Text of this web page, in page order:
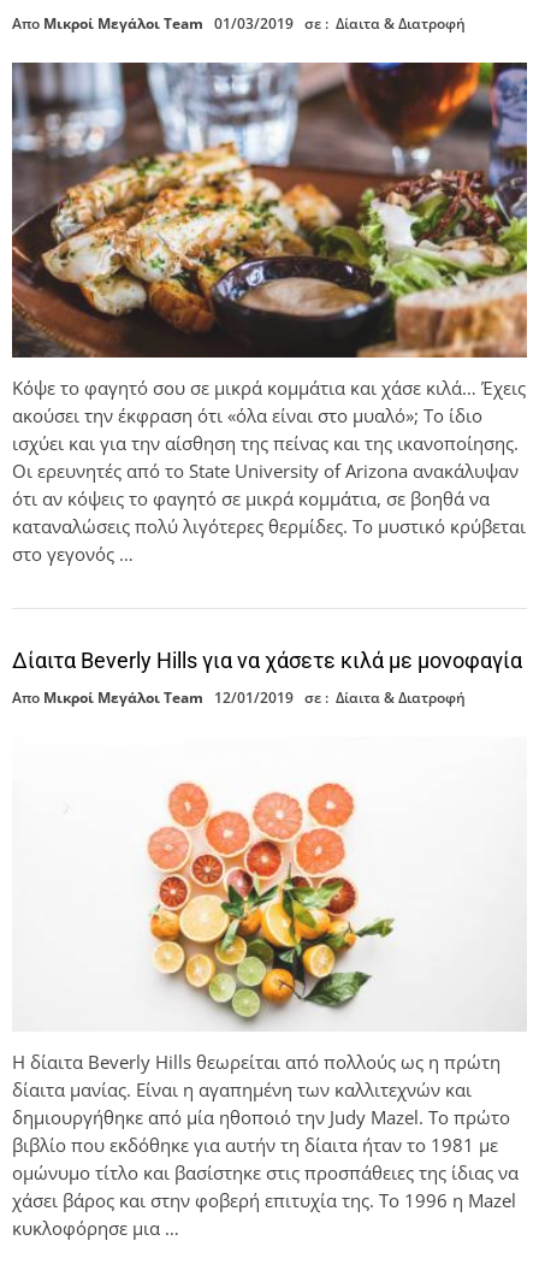
Απο Μικροί Μεγάλοι Team 01/03/2019 σε : Δίαιτα & Διατροφή
Κόψε το φαγητό σου σε μικρά κομμάτια και χάσε κιλά… Έχεις
ακούσει την έκφραση ότι «όλα είναι στο μυαλό»; Το ίδιο
ισχύει και για την αίσθηση της πείνας και της ικανοποίησης.
Οι ερευνητές από το State University of Arizona ανακάλυψαν
ότι αν κόψεις το φαγητό σε μικρά κομμάτια, σε βοηθά να
καταναλώσεις πολύ λιγότερες θερμίδες. Το μυστικό κρύβεται
στο γεγονός …
Δίαιτα Beverly Hills για να χάσετε κιλά με μονοφαγία
Απο Μικροί Μεγάλοι Team 12/01/2019 σε : Δίαιτα & Διατροφή
Η δίαιτα Beverly Hills θεωρείται από πολλούς ως η πρώτη
δίαιτα μανίας. Είναι η αγαπημένη των καλλιτεχνών και
δημιουργήθηκε από μία ηθοποιό την Judy Mazel. Το πρώτο
βιβλίο που εκδόθηκε για αυτήν τη δίαιτα ήταν το 1981 με
ομώνυμο τίτλο και βασίστηκε στις προσπάθειες της ίδιας να
χάσει βάρος και στην φοβερή επιτυχία της. Το 1996 η Mazel
κυκλοφόρησε μια …